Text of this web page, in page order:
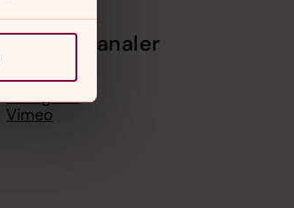
Sociala kanaler
Facebook
Instagram
Vimeo